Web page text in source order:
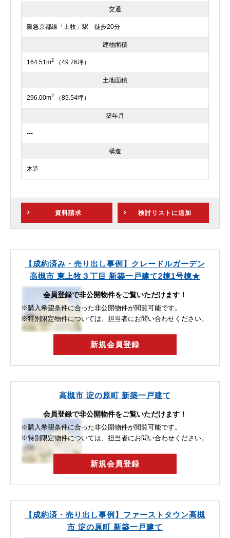
交通
阪急京都線「上牧」駅 徒歩20分
建物面積
164.51m2 （49.76坪）
土地面積
296.00m2 （89.54坪）
築年月
---
構造
木造
資料請求 検討リスト に追加
【成約済み・売り出し事例】クレードルガーデン
高槻市 東上牧３丁目 新築一戸建て2棟1号棟★
会員登録で非公開物件をご覧いただけます！
※購入希望条件に合った非公開物件が閲覧可能です。
※特別限定物件については、担当者にお問い合わせください。
新規会員登録
高槻市 淀の原町 新築一戸建て
会員登録で非公開物件をご覧いただけます！
※購入希望条件に合った非公開物件が閲覧可能です。
※特別限定物件については、担当者にお問い合わせください。
新規会員登録
【成約済・売り出し事例】ファーストタウン高槻
市 淀の原町 新築一戸建て